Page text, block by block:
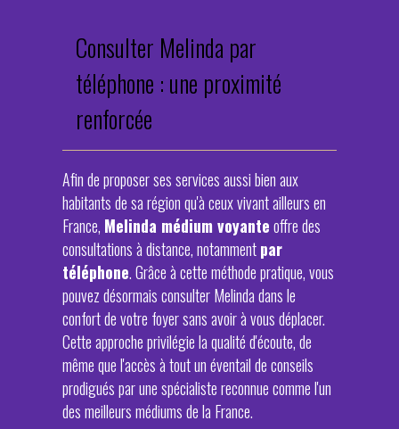
Consulter Melinda par
téléphone : une proximité
renforcée
Afin de proposer ses services aussi bien aux
habitants de sa région qu'à ceux vivant ailleurs en
France, Melinda médium voyanteoffre des
consultations à distance, notammentpar
téléphone. Grâce à cette méthode pratique, vous
pouvez désormais consulter Melinda dans le
confort de votre foyer sans avoir à vous déplacer.
Cette approche privilégie la qualité d'écoute, de
même que l'accès à tout un éventail de conseils
prodigués par une spécialiste reconnue comme l'un
des meilleurs médiums de la France.